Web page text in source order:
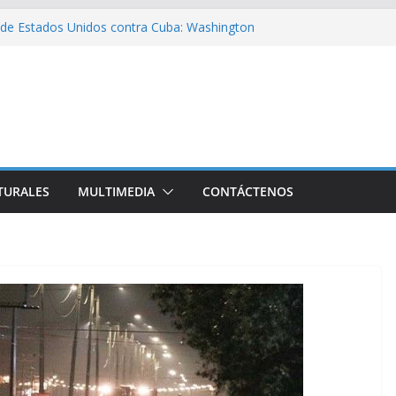
Estados Unidos contra Cuba: Washington
de Derechos Humanos condenan cerco
MULTIMEDIA CONTÁCTENOS